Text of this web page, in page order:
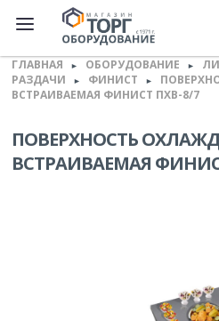
ГЛАВНАЯ ► ОБОРУДОВАНИЕ ►
РАЗДАЧИ
► ФИНИСТ ►
ВСТРАИВАЕМАЯ ФИНИСТ ПХВ-8/7
ПОВЕРХНОСТЬ
ВСТРАИВАЕМАЯ